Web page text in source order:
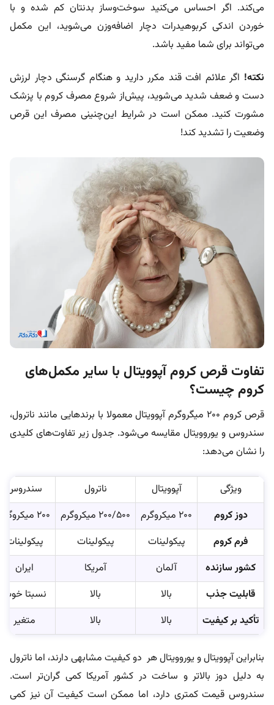
می‌کند. اگر احساس می‌کنید سوخت‌و‌ساز بدنتان کم شده و با
خوردن اندکی کربوهیدرات دچار اضافه‌وزن می‌شوید، این مکمل
می‌تواند برای شما مفید باشد.
نکته!‌ اگر علائم افت قند مکرر دارید و هنگام گرسنگی دچار لرزش
دست و ضعف شدید می‌شوید، پیش‌از شروع مصرف کروم با پزشک
مشورت کنید. ممکن است در شرایط این‌چنینی مصرف این قرص
وضعیت را تشدید کند!
تفاوت قرص کروم آپوویتال با سایر مکمل‌های
کروم چیست؟
قرص کروم 200 میگروگرم آپوویتال معمولا با برندهایی مانند ناترول،
سندروس و یوروویتال مقایسه می‌شود. جدول زیر تفاوت‌های کلیدی
را نشان می‌دهد:
ویژگی آپوویتال ناترول
سندروس
دوز کروم
200 میکروگرم 200/500 میکروگرم
200 میکروگرم
فرم کروم
پیکولینات پیکولینات
پیکولینات
کشور سازنده
آلمان آمریکا
ایران
قابلیت جذب
بالا بالا
نسبتا خوب
تأکید بر کیفیت
بالا بالا متغیر
بنابراین آپوویتال و یوروویتال هر دو کیفیت مشابهی دارند، اما ناترول
به دلیل دوز بالاتر و ساخت در کشور آمریکا کمی گران‌تر است.
سندروس قیمت کمتری دارد، اما ممکن است کیفیت آن نیز کمی